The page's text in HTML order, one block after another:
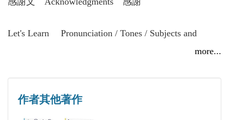
負責教導各部門外籍高階主管，教授商務華語與基礎
國科會計畫以及僑委會數位華語教學師資培訓之課程
講師。
Let's Learn Pronunciation / Tones / Subjects and
第dì一yī課kè 問Wèn 候hòu
more...
作者其他著作